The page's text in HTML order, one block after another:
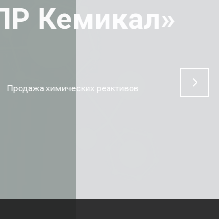
Кемикал»
Продажа химических реактивов